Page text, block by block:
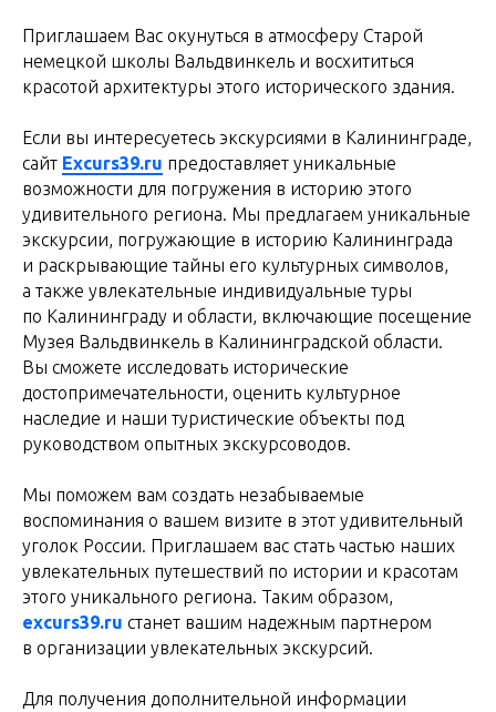
Приглашаем Вас окунуться в атмосферу Старой
немецкой школы Вальдвинкель и восхититься
красотой архитектуры этого исторического здания.
Если вы интересуетесь экскурсиями в Калининграде,
сайт Excurs39.ru предоставляет уникальные
возможности для погружения в историю этого
удивительного региона. Мы предлагаем уникальные
экскурсии, погружающие в историю Калининграда
и раскрывающие тайны его культурных символов,
а также увлекательные индивидуальные туры
по Калининграду и области, включающие посещение
Музея Вальдвинкель в Калининградской области.
Вы сможете исследовать исторические
достопримечательности, оценить культурное
наследие и наши туристические объекты под
руководством опытных экскурсоводов.
Мы поможем вам создать незабываемые
воспоминания о вашем визите в этот удивительный
уголок России. Приглашаем вас стать частью наших
увлекательных путешествий по истории и красотам
этого уникального региона. Таким образом,
excurs39.ru станет вашим надежным партнером
в организации увлекательных экскурсий.
Для получения дополнительной информации